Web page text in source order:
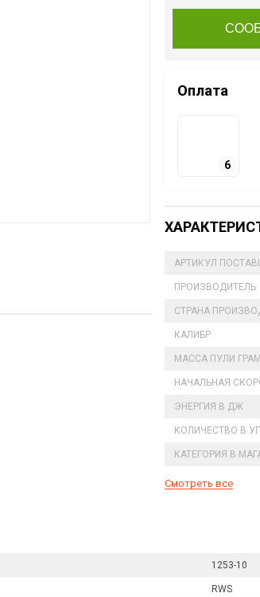
Оплата
6
АРТИКУЛ
ПРОИЗВОДИТЕЛЬ
СТРАНА
КАЛИБР
МАССА ПУЛИ
НАЧАЛЬНАЯ
ЭНЕРГИЯ В ДЖ
КОЛИЧЕСТВО В
КАТЕГОРИЯ В
Смотреть все
1253-10
RWS